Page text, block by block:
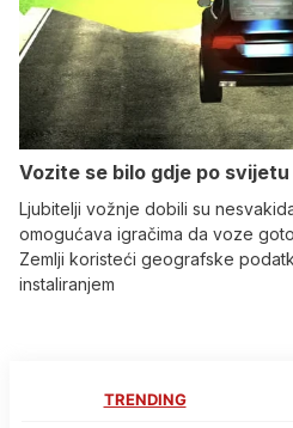
Vozite se bilo gdje po
Ljubitelji vožnje dobili su
omogućava igračima da voze
Zemlji koristeći geografske
instaliranjem
TRENDING